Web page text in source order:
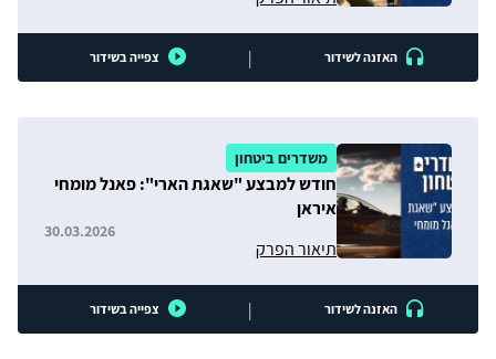
האזנה לשידור | צפייה בשידור
משדרים ביטחון
חודש למבצע "שאגת הארי": פאנל מומחי
איראן
תיאור הפרק
30.03.2026
האזנה לשידור | צפייה בשידור